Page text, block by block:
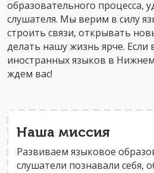
образовательного процесса,
слушателя. Мы верим в силу
строить связи, открывать
делать нашу жизнь ярче.
иностранных языков в
ждем вас!
Наша миссия
Развиваем языковое
слушатели познавали себя,